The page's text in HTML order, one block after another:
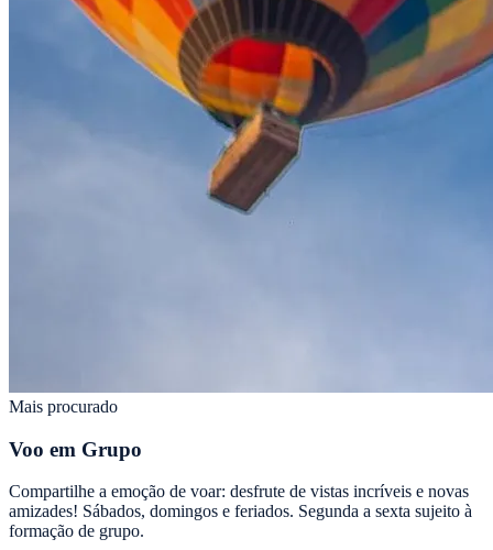
Mais procurado
Voo em Grupo
Compartilhe a emoção de voar: desfrute de vistas incríveis e novas
amizades! Sábados, domingos e feriados. Segunda a sexta sujeito à
formação de grupo.